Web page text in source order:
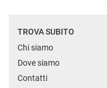
TROVA SUBITO
Chi siamo
Dove siamo
Contatti